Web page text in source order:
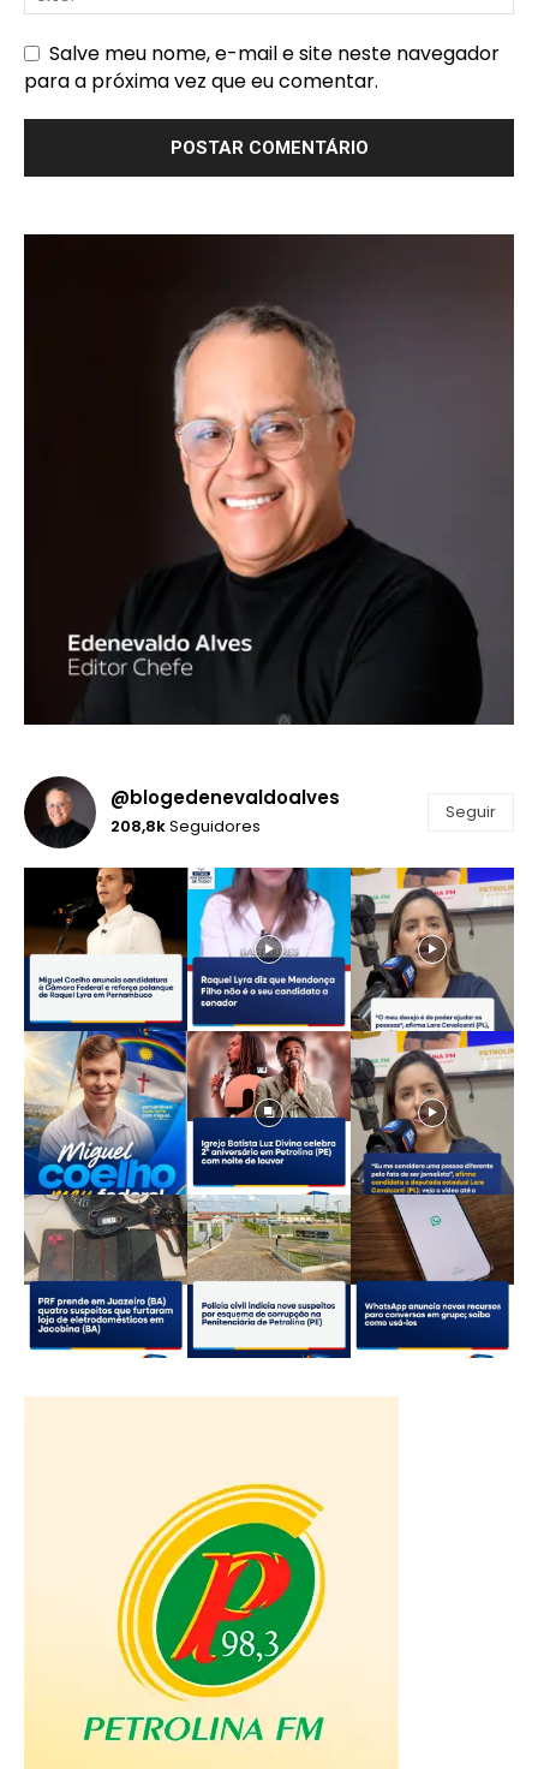
Salve meu nome, e-mail e site neste navegador
para a próxima vez que eu comentar.
@blogedenevaldoalves
208,8kSeguidores
Seguir